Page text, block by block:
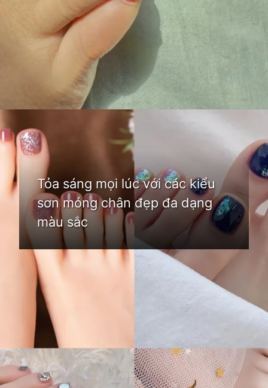
Đang mở
Tỏa sáng mọi lúc với các kiểu
sơn móng chân đẹp đa dạng
màu sắc